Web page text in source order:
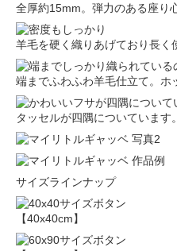
全厚約15mm。弾力のある座り
羊毛を硬く織りあげており長く
端までふわふわ羊毛仕立て。ホ
タッセルが四隅についています。
サイズラインナップ
【40x40cm】